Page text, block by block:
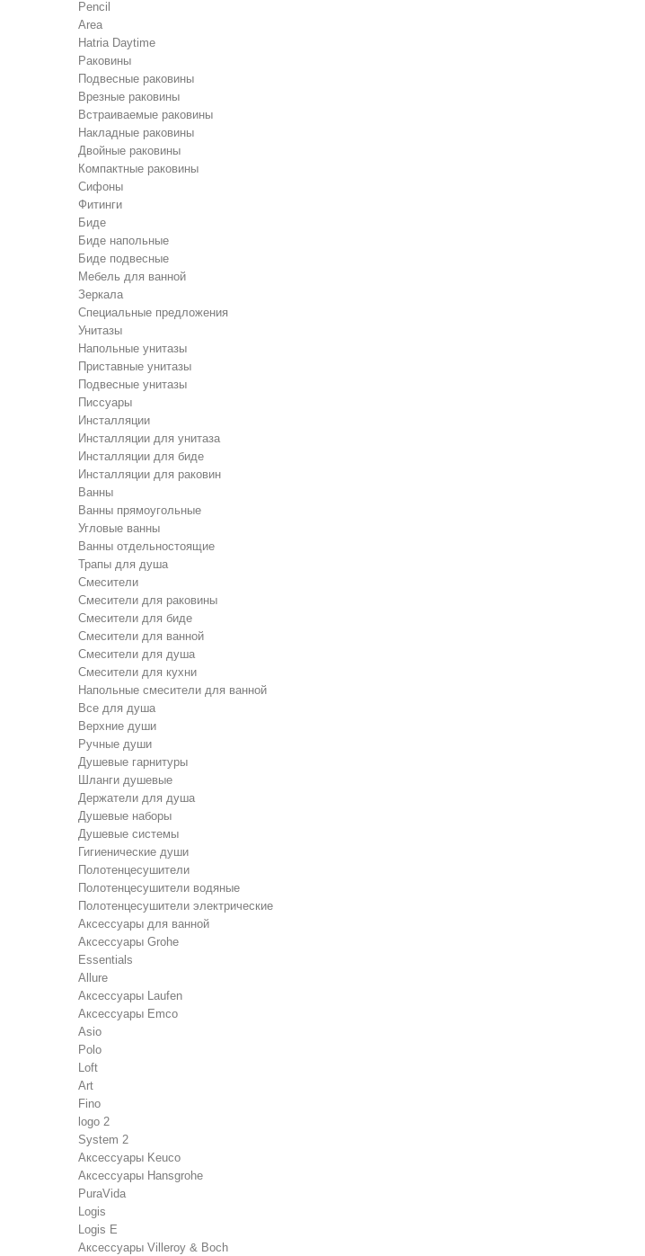
Pencil
Area
Hatria Daytime
Раковины
Подвесные раковины
Врезные раковины
Встраиваемые раковины
Накладные раковины
Двойные раковины
Компактные раковины
Сифоны
Фитинги
Биде
Биде напольные
Биде подвесные
Мебель для ванной
Зеркала
Специальные предложения
Унитазы
Напольные унитазы
Приставные унитазы
Подвесные унитазы
Писсуары
Инсталляции
Инсталляции для унитаза
Инсталляции для биде
Инсталляции для раковин
Ванны
Ванны прямоугольные
Угловые ванны
Ванны отдельностоящие
Трапы для душа
Смесители
Cмесители для раковины
Смесители для биде
Смесители для ванной
Cмесители для душа
Cмесители для кухни
Напольные смесители для ванной
Все для душа
Верхние души
Ручные души
Душевые гарнитуры
Шланги душевые
Держатели для душа
Душевые наборы
Душевые системы
Гигиенические души
Полотенцесушители
Полотенцесушители водяные
Полотенцесушители электрические
Аксессуары для ванной
Аксессуары Grohe
Essentials
Allure
Аксессуары Laufen
Аксессуары Emco
Asio
Polo
Loft
Art
Fino
logo 2
System 2
Аксессуары Keuco
Аксессуары Hansgrohe
PuraVida
Logis
Logis E
Аксессуары Villeroy & Boch